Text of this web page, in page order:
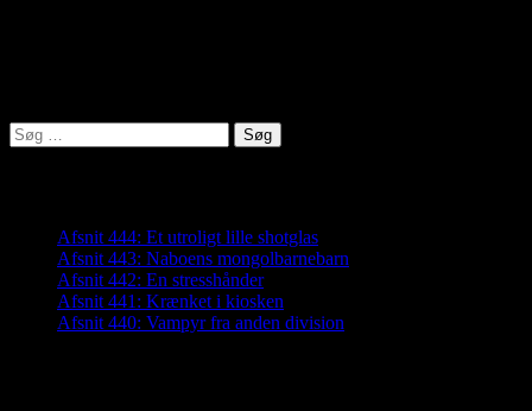
Søg
efter:
Afsnit 444: Et utroligt lille shotglas
Afsnit 443: Naboens mongolbarnebarn
Afsnit 442: En stresshånder
Afsnit 441: Krænket i kiosken
Afsnit 440: Vampyr fra anden division